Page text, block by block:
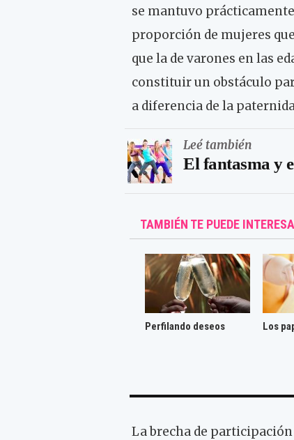
se mantuvo
proporción de mujeres
que la de varones en las
constituir un obstáculo
a diferencia de la
Leé también
El fantasma y
TAMBIÉN TE PUEDE
Perfilando deseos Los
La brecha de